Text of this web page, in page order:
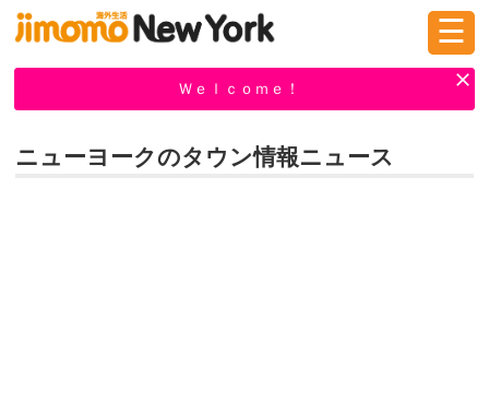
☰
Ｗｅｌｃｏｍｅ！
ニューヨークのタウン情報ニュース